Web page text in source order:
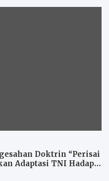
Doktrin “Perisai
Adaptasi TNI Hadapi